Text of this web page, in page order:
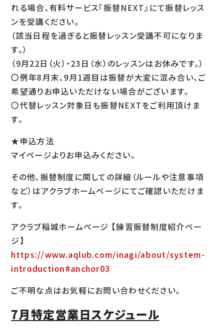
れる場合、有料サービス『振替NEXT』にて振替レッス
ンを受講ください。
（該当日程を過ぎると振替レッスン受講不可になりま
す。）
（9月22日（火）・23日（水）のレッスンはお休みです。）
〇例年8月末、9月1週目は振替が大変に混み合い、ご
希望通りお申込いただけない場合がございます。
〇代替レッスン対象日も振替NEXTをご利用頂けま
す。
★申込方法
マイページよりお申込みください。
その他、振替制度に関しての詳細（ルールや注意事項
など）はアクラブホームページにてご確認いただけま
す。
アクラブ稲城ホームページ 【練習振替制度紹介ペー
ジ】
https://www.aqlub.com/inagi/about/system-
introduction#anchor03
ご不明な点はお気軽にお問い合わせください。
7月特定営業日スケジュール